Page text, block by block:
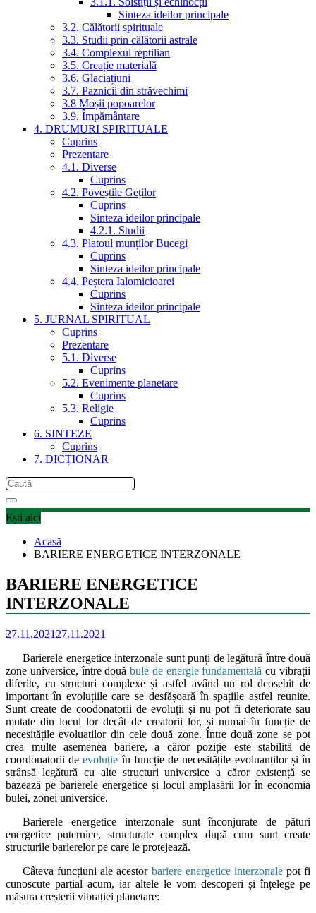
Sinteza ideilor principale
3.2. Călătorii spirituale
3.3. Studii prin călătorii astrale
3.4. Complexul reptilian
3.5. Creație materială
3.6. Glaciațiuni
3.7. Paznicii din străvechimi
3.8 Moșii popoarelor
3.9. Împământare
4. DRUMURI SPIRITUALE
Cuprins
Prezentare
4.1. Diverse
Cuprins
4.2. Poveștile Geților
Cuprins
Sinteza ideilor principale
4.2.1. Studii
4.3. Platoul munților Bucegi
Cuprins
Sinteza ideilor principale
4.4. Peștera Ialomicioarei
Cuprins
Sinteza ideilor principale
5. JURNAL SPIRITUAL
Cuprins
Prezentare
5.1. Diverse
Cuprins
5.2. Evenimente planetare
Cuprins
5.3. Religie
Cuprins
6. SINTEZE
Cuprins
7. DICȚIONAR
Ești aici
Acasă
BARIERE ENERGETICE INTERZONALE
BARIERE ENERGETICE
INTERZONALE
27.11.2021 27.11.2021
Barierele energetice interzonale sunt punți de legătură între două
zone universice, între douăbule de energie fundamentală cu vibrații
diferite, cu structuri complexe și astfel având un rol deosebit de
important în evoluțiile care se desfășoară în spațiile astfel reunite.
Sunt create de coodonatorii de evoluții și nu pot fi deteriorate sau
mutate din locul lor decât de creatorii lor, și numai în funcție de
necesitățile evoluaților din cele două zone. Între două zone se pot
crea multe asemenea bariere, a căror poziție este stabilită de
coordonatorii deevoluție în funcție de necesitățile evoluanților și în
strânsă legătură cu alte structuri universice a căror existență se
bazează pe barierele energetice și locul amplasării lor în economia
bulei, zonei universice.
Barierele energetice interzonale sunt înconjurate de pături
energetice puternice, structurate complex după cum sunt create
structurile barierelor pe care le protejează.
Câteva funcțiuni ale acestor bariere energetice interzonalepot fi
cunoscute parțial acum, iar altele le vom descoperi și înțelege pe
măsura creșterii vibrației planetare: